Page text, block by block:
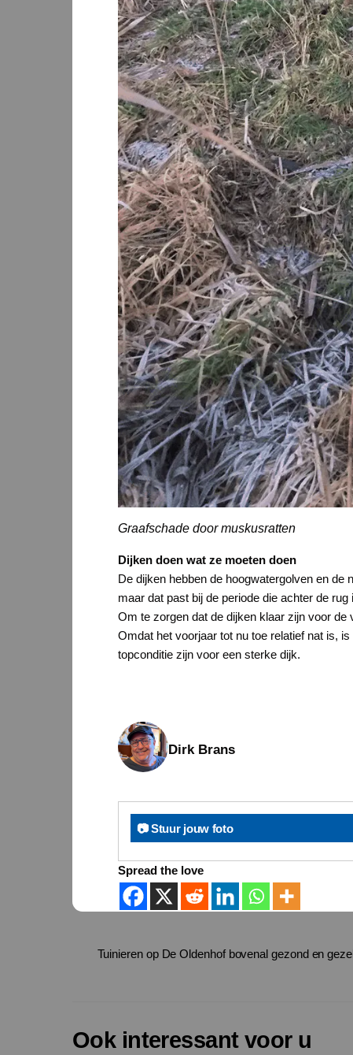
Graafschade door muskusratten
Dijken doen wat ze moeten doen
De dijken hebben de hoogwatergolven en
maar dat past bij de periode die achter de
Om te zorgen dat de dijken klaar zijn voor de
Omdat het voorjaar tot nu toe relatief nat is,
topconditie zijn voor een sterke dijk.
Dirk Brans
📷 Stuur jouw foto
Spread the love
Tuinieren op De Oldenhof bovenal gezond en
Ook interessant voor u